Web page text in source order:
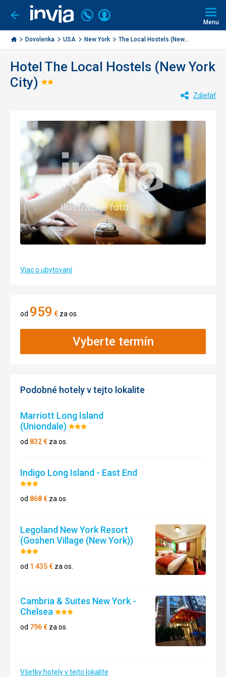
Ísť
späť
Invia.sk
Volajte
+421
2
3221
Prihlásiť
Menu
Dovolenka USA New York The Local Hostels (New...
Hotel The Local Hostels (New York
City) Hodnotenie:
Zdieľať
Viac o ubytovaní
od 959 € za os.
Vyberte termín
Podobné hotely v tejto lokalite
Marriott Long Island
(Uniondale)Hodnotenie:
od 832€ za os.
Indigo Long Island - East End
Hodnotenie:
3/5
od 868€ za os.
Legoland New York Resort
(Goshen Village (New York))
Hodnotenie:
3/5
od 1 435€ za os.
Cambria & Suites New York -
Chelsea Hodnotenie:
3/5
od 796€ za os.
Všetky hotely v tejto lokalite